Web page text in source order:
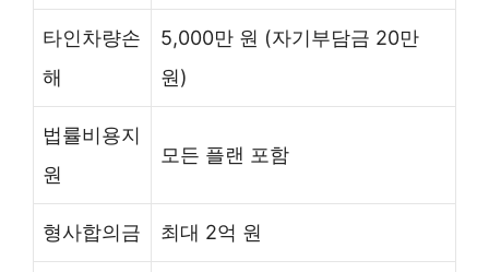
타인차량손
해
5,000만 원 (자기부담금 20만
원)
법률비용지
원
모든 플랜 포함
형사합의금 최대 2억 원